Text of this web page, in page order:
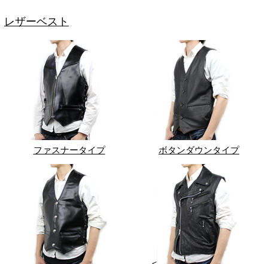
レザーベスト
ファスナータイプ ボタンダウンタイプ